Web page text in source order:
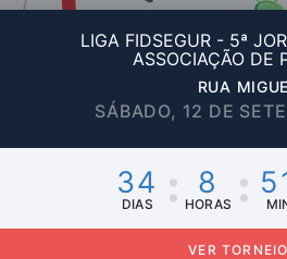
LIGA FIDSEGUR - 5ª
ASSOCIAÇÃO DE
RUA
SÁBADO, 12 DE
34
DIAS
8
HORAS
VER